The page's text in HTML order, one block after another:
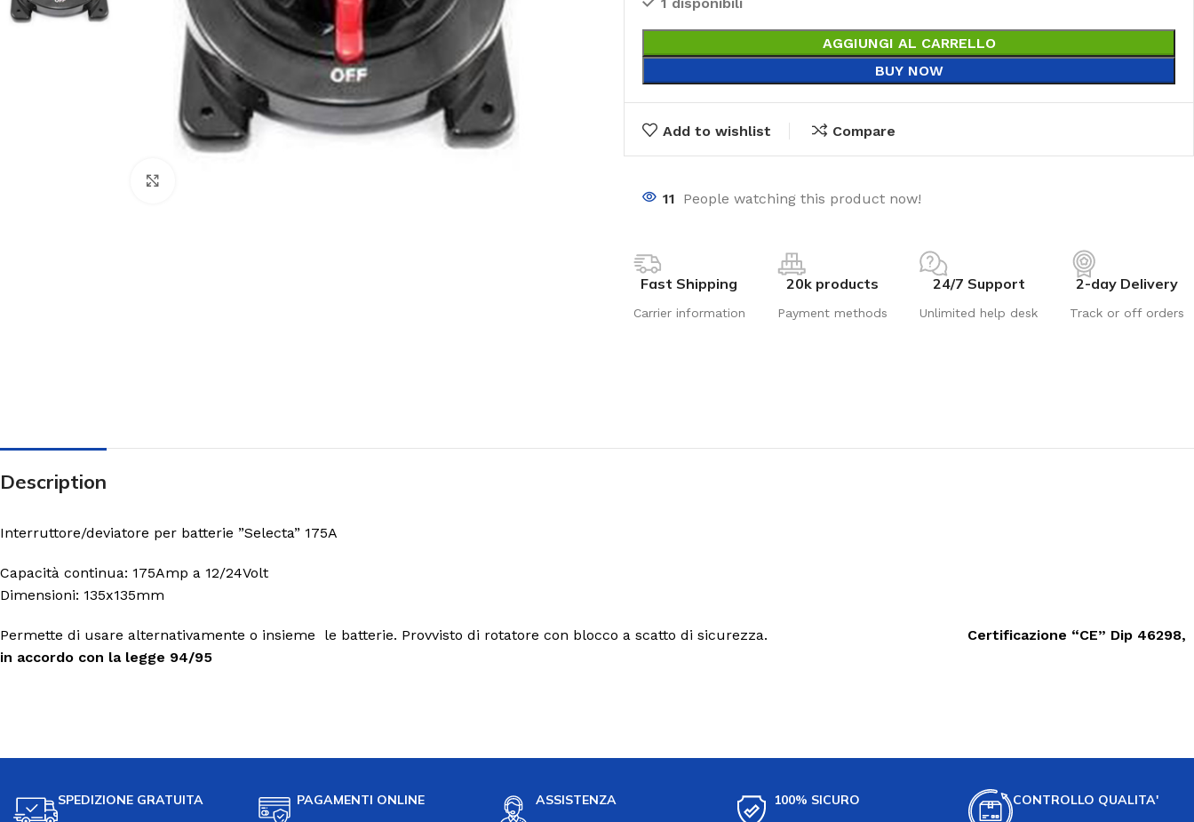
AGGIUNGI AL CARRELLO
BUY NOW
Add to wishlist Compare
11 People watching this product now!
Fast Shipping
Carrier information
20k products
Payment methods
24/7 Support
Unlimited help desk
2-day Delivery
Track or off orders
Description
Interruttore/deviatore per batterie ”Selecta” 175A
Capacità continua: 175Amp a 12/24Volt
Dimensioni: 135x135mm
Permette di usare alternativamente o insieme le batterie. Provvisto di rotatore con blocco a scatto di sicurezza. Certificazione “CE” Dip 46298,
in accordo con la legge 94/95
SPEDIZIONE GRATUITA PAGAMENTI ONLINE ASSISTENZA 100% SICURO CONTROLLO QUALITA'